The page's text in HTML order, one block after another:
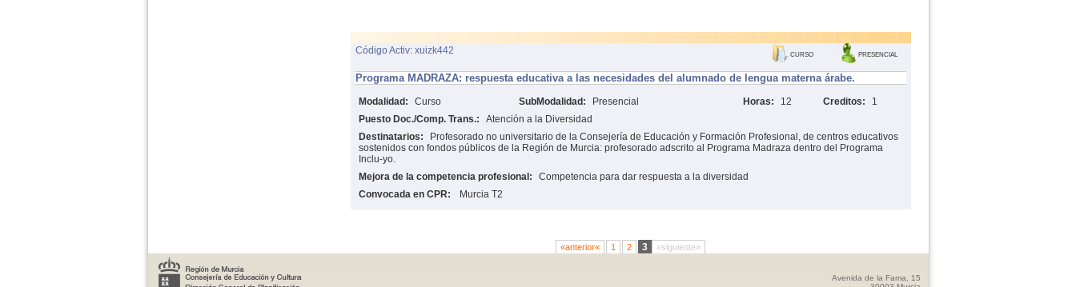
Código Activ: xuizk442 PRESENCIAL
CURSO
Programa MADRAZA: respuesta educativa a las necesidades del alumnado de lengua materna árabe.
Modalidad: Curso SubModalidad: Presencial Horas: 12 Creditos:
1
Puesto Doc./Comp. Trans.:
Atención a la Diversidad
Destinatarios:
Profesorado no universitario de la Consejería de Educación y Formación Profesional, de centros educativos
sostenidos con fondos públicos de la Región de Murcia: profesorado adscrito al Programa Madraza dentro del Programa
Inclu-yo.
Mejora de la competencia profesional:
Competencia para dar respuesta a la diversidad
Convocada en CPR:
Murcia T2
«anterior« 1 2 3 »siguiente»
Avenida de la Fama, 15